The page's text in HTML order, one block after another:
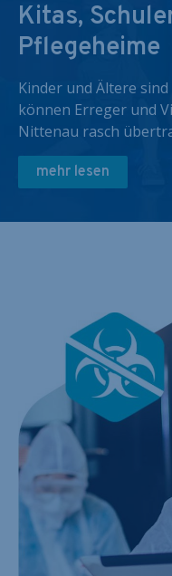
Kitas,
Pflegeheime
Kinder und Ältere
können Erreger und
Nittenau rasch
mehr lesen